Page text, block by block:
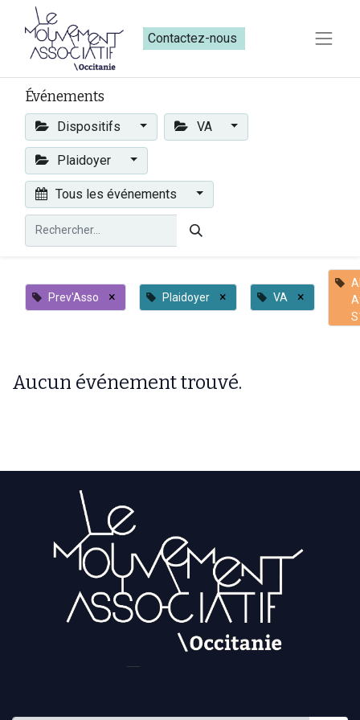
Contactez-nous​​
Événements
Dispositifs VA
Plaidoyer
Tous les événements
Prev'Asso × Plaidoyer × VA ×
Aucun événement trouvé.